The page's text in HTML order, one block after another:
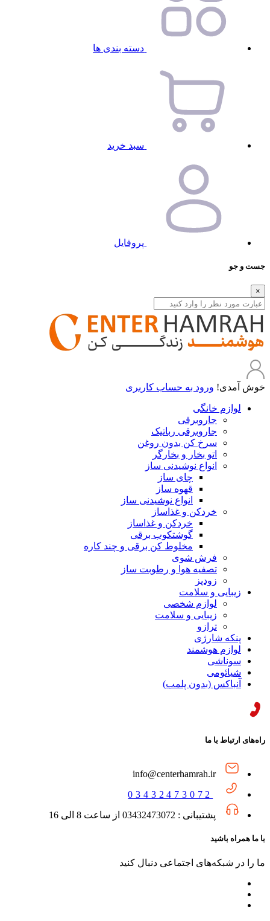
دسته بندی ها
سبد خرید
پروفایل
جست و جو
×
خوش آمدی! ورود به حساب کاربری
لوازم خانگی
جاروبرقی
جاروبرقی رباتیک
سرخ کن بدون روغن
اتو بخار و بخارگر
انواع نوشیدنی ساز
چای ساز
قهوه ساز
انواع نوشیدنی ساز
خردکن و غذاساز
خردکن و غذاساز
گوشتکوب برقی
مخلوط کن برقی و چند کاره
فرش شوی
تصفیه هوا و رطوبت ساز
زودپز
زیبایی و سلامت
لوازم شخصی
زیبایی و سلامت
ترازو
پنکه شارژی
لوازم هوشمند
سوناشی
شیائومی
آنباکس (بدون پلمب)
راه‌های ارتباط با ما
info@centerhamrah.ir
03432473072
پشتیبانی : 03432473072 از ساعت 8 الی 16
با ما همراه باشید
ما را در شبکه‌های اجتماعی دنبال کنید